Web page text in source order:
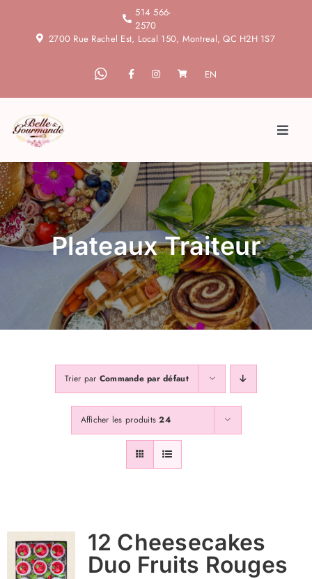
514 566-
2570
2700 Rue Rachel Est, Local 150, Montreal, QC H2H 1S7
EN
Toggle
Accueil
À propos
Services
Contactss
Plateaux Traiteur
Trier par Commande par défaut
Afficher les produits24
12 Cheesecakes
Duo Fruits Rouges